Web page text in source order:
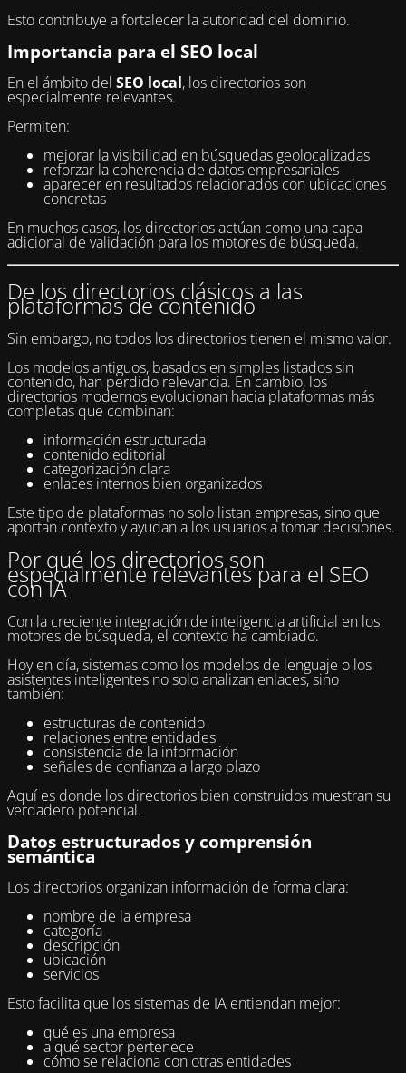
Esto contribuye a fortalecer la autoridad del dominio.
Importancia para el SEO local
En el ámbito del SEO local, los directorios son
especialmente relevantes.
Permiten:
mejorar la visibilidad en búsquedas geolocalizadas
reforzar la coherencia de datos empresariales
aparecer en resultados relacionados con ubicaciones
concretas
En muchos casos, los directorios actúan como una capa
adicional de validación para los motores de búsqueda.
De los directorios clásicos a las
plataformas de contenido
Sin embargo, no todos los directorios tienen el mismo valor.
Los modelos antiguos, basados en simples listados sin
contenido, han perdido relevancia. En cambio, los
directorios modernos evolucionan hacia plataformas más
completas que combinan:
información estructurada
contenido editorial
categorización clara
enlaces internos bien organizados
Este tipo de plataformas no solo listan empresas, sino que
aportan contexto y ayudan a los usuarios a tomar decisiones.
Por qué los directorios son
especialmente relevantes para el SEO
con IA
Con la creciente integración de inteligencia artificial en los
motores de búsqueda, el contexto ha cambiado.
Hoy en día, sistemas como los modelos de lenguaje o los
asistentes inteligentes no solo analizan enlaces, sino
también:
estructuras de contenido
relaciones entre entidades
consistencia de la información
señales de confianza a largo plazo
Aquí es donde los directorios bien construidos muestran su
verdadero potencial.
Datos estructurados y comprensión
semántica
Los directorios organizan información de forma clara:
nombre de la empresa
categoría
descripción
ubicación
servicios
Esto facilita que los sistemas de IA entiendan mejor:
qué es una empresa
a qué sector pertenece
cómo se relaciona con otras entidades